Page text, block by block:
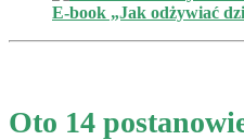
E-book „Jak odżywiać
Oto 14